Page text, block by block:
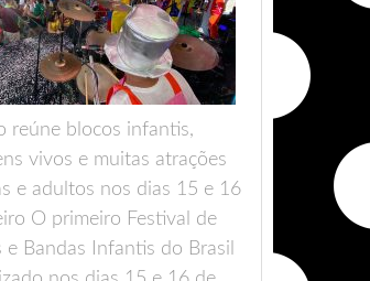
reúne blocos infantis,
vivos e muitas atrações
e adultos nos dias 15 e 16
O primeiro Festival de
e Bandas Infantis do Brasil